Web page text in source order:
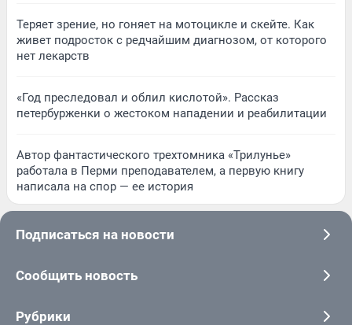
Теряет зрение, но гоняет на мотоцикле и скейте. Как
живет подросток с редчайшим диагнозом, от которого
нет лекарств
«Год преследовал и облил кислотой». Рассказ
петербурженки о жестоком нападении и реабилитации
Автор фантастического трехтомника «Трилунье»
работала в Перми преподавателем, а первую книгу
написала на спор — ее история
Подписаться на новости
Сообщить новость
Рубрики